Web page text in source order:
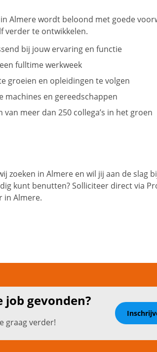
Almere wordt beloond met goede
verder te ontwikkelen.
bij jouw ervaring en functie
fulltime werkweek
groeien en opleidingen te volgen
machines en gereedschappen
meer dan 250 collega’s in het groen
zoeken in Almere en wil jij aan de slag
kunt benutten? Solliciteer direct via
in Almere.
job gevonden?
graag verder!